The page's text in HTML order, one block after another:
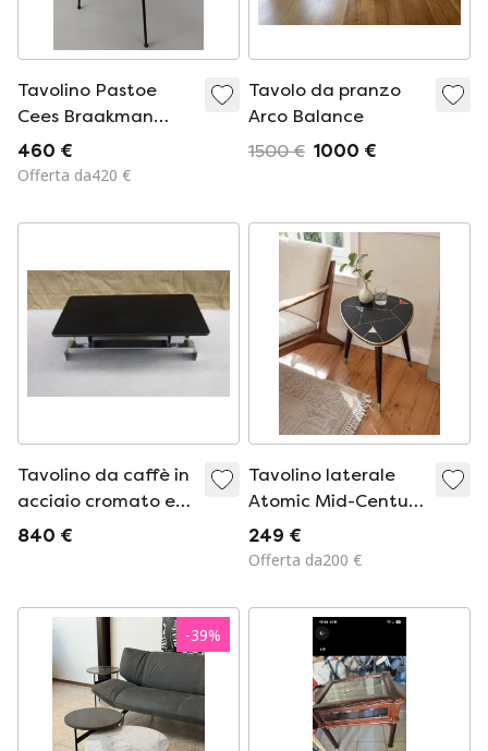
Tavolino Pastoe
Cees Braakman
TM04
460 €
Offerta da420 €
Tavolo da pranzo
Arco Balance
1500 € 1000 €
Tavolino da caffè in
acciaio cromato e
legno
840 €
Tavolino laterale
Atomic Mid-Century
degli anni '50/'60 a
forma di rene
249 €
Offerta da200 €
-39%